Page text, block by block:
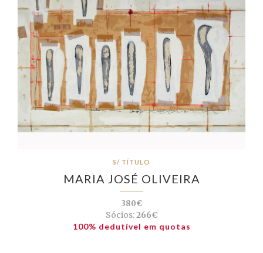
S/ TÍTULO
MARIA JOSÉ OLIVEIRA
380€
Sócios:266€
100% dedutível em quotas